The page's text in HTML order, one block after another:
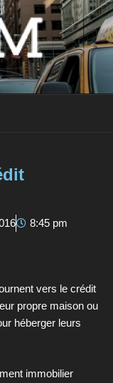
8:45 pm
vers le crédit
propre maison ou
héberger leurs
immobilier